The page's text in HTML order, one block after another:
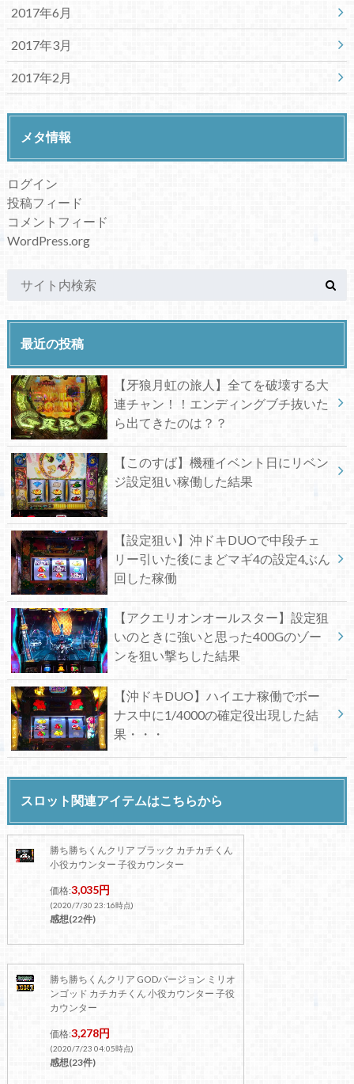
2017年6月
2017年3月
2017年2月
メタ情報
ログイン
投稿フィード
コメントフィード
WordPress.org
最近の投稿
【牙狼月虹の旅人】全てを破壊する大
連チャン！！エンディングブチ抜いた
ら出てきたのは？？
【このすば】機種イベント日にリベン
ジ設定狙い稼働した結果
【設定狙い】沖ドキDUOで中段チェ
リー引いた後にまどマギ4の設定4ぶん
回した稼働
【アクエリオンオールスター】設定狙
いのときに強いと思った400Gのゾー
ンを狙い撃ちした結果
【沖ドキDUO】ハイエナ稼働でボー
ナス中に1/4000の確定役出現した結
果・・・
スロット関連アイテムはこちらから
勝ち勝ちくんクリア ブラック カチカチくん
小役カウンター 子役カウンター
価格:3,035円
(2020/7/30 23:16時点)
感想(22件)
勝ち勝ちくんクリア GODバージョン ミリオ
ンゴッド カチカチくん 小役カウンター 子役
カウンター
価格:3,278円
(2020/7/23 04:05時点)
感想(23件)